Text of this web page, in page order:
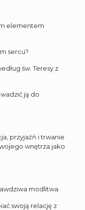
elementem
sercu?
św. Teresy z
ją do
przyjaźń i trwanie
wnętrza jako
modlitwa.
swoją relację z